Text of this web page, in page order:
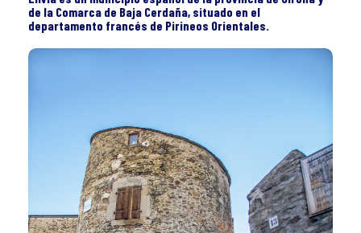
de la Comarca de Baja Cerdaña, situado en el
departamento francés de Pirineos Orientales.